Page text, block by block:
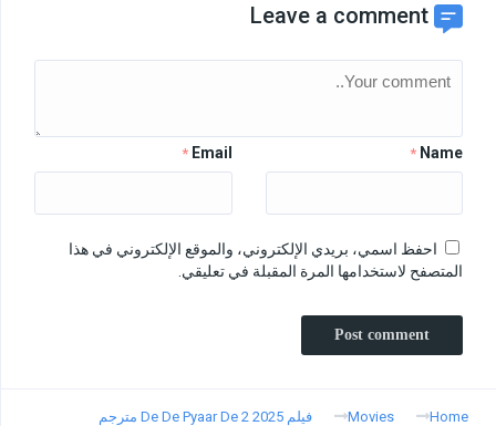
Leave a comment
Name
*
Email
*
احفظ اسمي، بريدي الإلكتروني، والموقع الإلكتروني في هذا
المتصفح لاستخدامها المرة المقبلة في تعليقي.
Home
Movies فيلم De De Pyaar De 2 2025 مترجم